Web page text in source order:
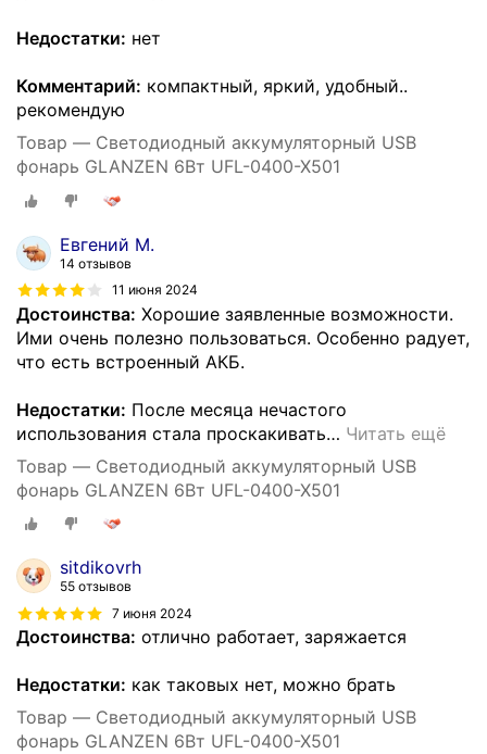
Недостатки: нет
Комментарий: компактный, яркий, удобный..
рекомендую
Товар — Светодиодный аккумуляторный USB
фонарь GLANZEN 6Вт UFL-0400-X501
Евгений М.
14 отзывов
11 июня 2024
Достоинства: Хорошие заявленные возможности.
Ими очень полезно пользоваться. Особенно радует,
что есть встроенный АКБ.
Недостатки: После месяца нечастого
использования стала проскакивать… Читать ещё
Товар — Светодиодный аккумуляторный USB
фонарь GLANZEN 6Вт UFL-0400-X501
sitdikovrh
55 отзывов
7 июня 2024
Достоинства: отлично работает, заряжается
Недостатки: как таковых нет, можно брать
Товар — Светодиодный аккумуляторный USB
фонарь GLANZEN 6Вт UFL-0400-X501